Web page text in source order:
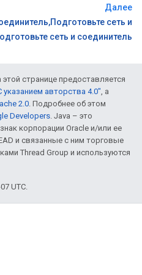
Далее
сеть и
сеть и соединитель
этой странице предоставляется
указанием авторства 4.0" , а
2.0 . Подробнее об этом
Developers . Java – это
корпорации Oracle и/или ее
и связанные с ним торговые
Thread Group и используются
UTC.